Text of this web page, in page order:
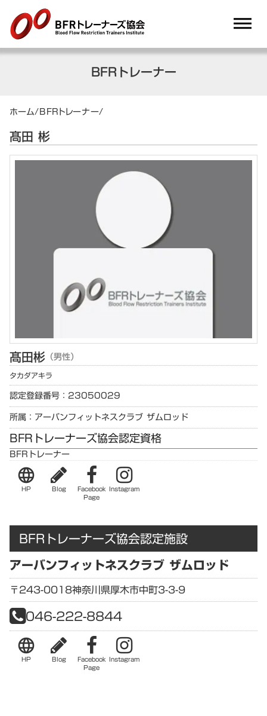
dehaze
BFRトレーナー
ホーム/BFRトレーナー/
髙田 彬
髙田彬 （男性）
タカダアキラ
認定登録番号：23050029
所属：アーバンフィットネスクラブ ザムロッド
BFRトレーナーズ協会認定資格
BFRトレーナー
language
HP Blog Facebook
Page
Instagram
BFRトレーナーズ協会認定施設
アーバンフィットネスクラブ ザムロッド
〒243-0018神奈川県厚木市中町3-3-9
046-222-8844
language
HP Blog Facebook
Page
Instagram